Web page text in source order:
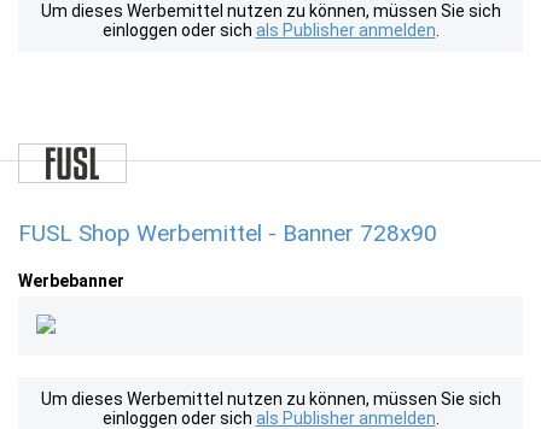
Um dieses Werbemittel nutzen zu können, müssen Sie sich
einloggen oder sich als Publisher anmelden
FUSL Shop Werbemittel - Banner 728x90
Werbebanner
Um dieses Werbemittel nutzen zu können, müssen Sie sich
einloggen oder sich als Publisher anmelden